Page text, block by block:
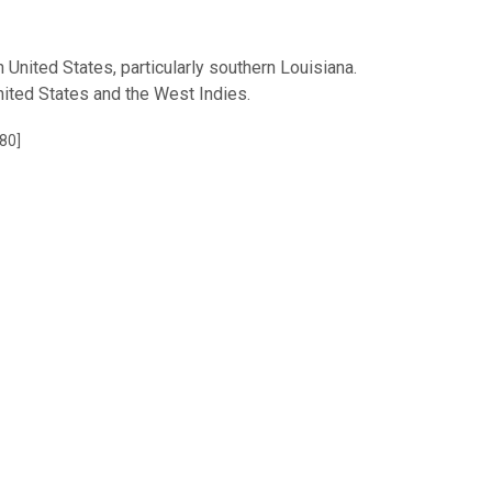
States, particularly southern Louisiana.
States and the West Indies.